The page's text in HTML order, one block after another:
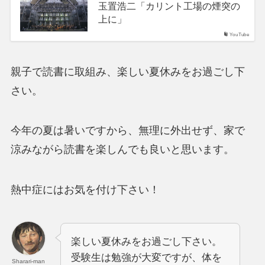
YouTube
玉置浩二「カリント工場の煙突の
上に」
親子で読書に取組み、楽しい夏休みをお過ごし下
さい。
今年の夏は暑いですから、無理に外出せず、家で
涼みながら読書を楽しんでも良いと思います。
熱中症にはお気を付け下さい！
Sharari-man
楽しい夏休みをお過ごし下さい。
受験生は勉強が大変ですが、体を